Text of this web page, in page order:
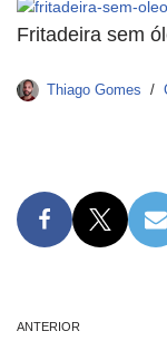
Fritadeira sem
Thiago Gomes
ANTERIOR